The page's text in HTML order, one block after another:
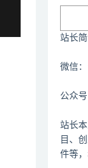
站长
微信
公众
站长
目、
件等